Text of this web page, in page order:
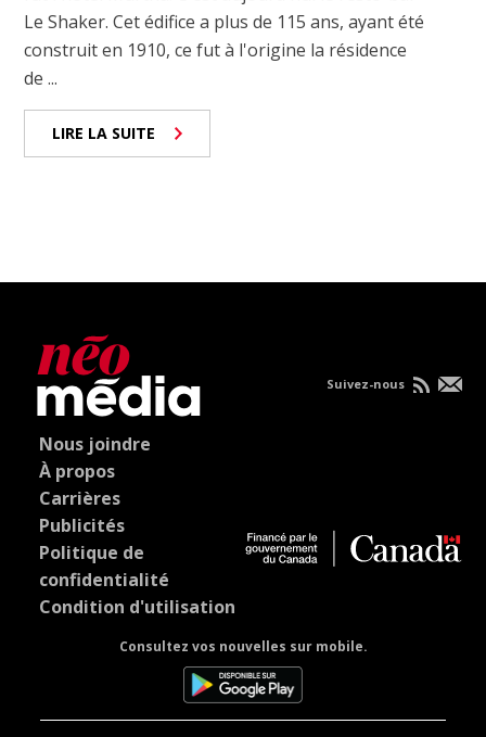
Le Shaker. Cet édifice a plus de 115 ans, ayant été
construit en 1910, ce fut à l'origine la résidence
de ...
LIRE LA SUITE
Nous joindre
À propos
Carrières
Publicités
Politique de
confidentialité
Condition d'utilisation
Consultez vos nouvelles sur mobile.
Suivez-nous